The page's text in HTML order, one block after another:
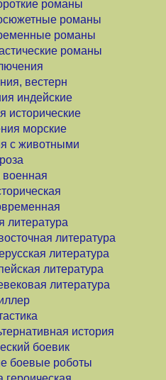
романы
романы
романы
романы
вестерн
индейские
исторические
морские
с животными
военная
литература
литература
литература
литература
литература
история
боевик
боевые роботы